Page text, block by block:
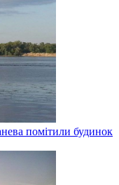
помітили будинок